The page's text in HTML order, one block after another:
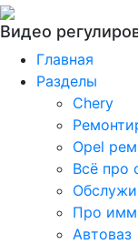
Видео
Главная
Разделы
Chery
Opel
Всё про
Про
Автоваз